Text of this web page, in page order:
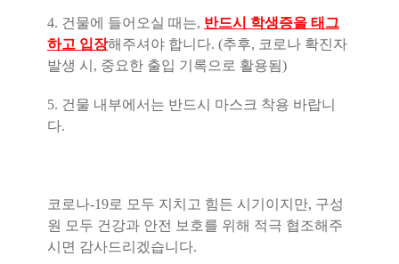
4. 건물에 들어오실 때는, 반드시 학생증을 태그
하고 입장해주셔야 합니다. (추후, 코로나 확진자
발생 시, 중요한 출입 기록으로 활용됨)
5. 건물 내부에서는 반드시 마스크 착용 바랍니
다.
코로나-19로 모두 지치고 힘든 시기이지만, 구성
원 모두 건강과 안전 보호를 위해 적극 협조해주
시면 감사드리겠습니다.